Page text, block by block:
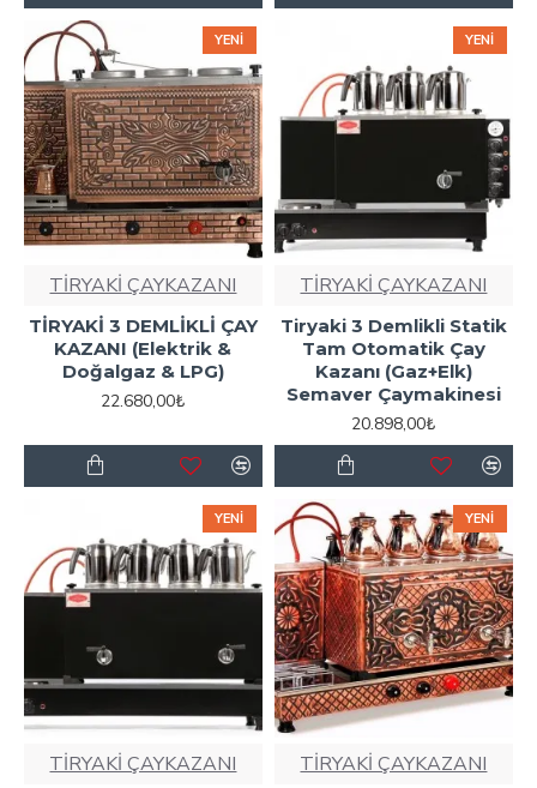
YENI
TİRYAKİ ÇAYKAZANI
TİRYAKİ 3 DEMLİKLİ ÇAY
KAZANI (Elektrik &
Doğalgaz & LPG)
22.680,00₺
YENI
TİRYAKİ ÇAYKAZANI
Tiryaki 3 Demlikli Statik
Tam Otomatik Çay
Kazanı (Gaz+Elk)
Semaver Çaymakinesi
20.898,00₺
YENI
TİRYAKİ ÇAYKAZANI
YENI
TİRYAKİ ÇAYKAZANI